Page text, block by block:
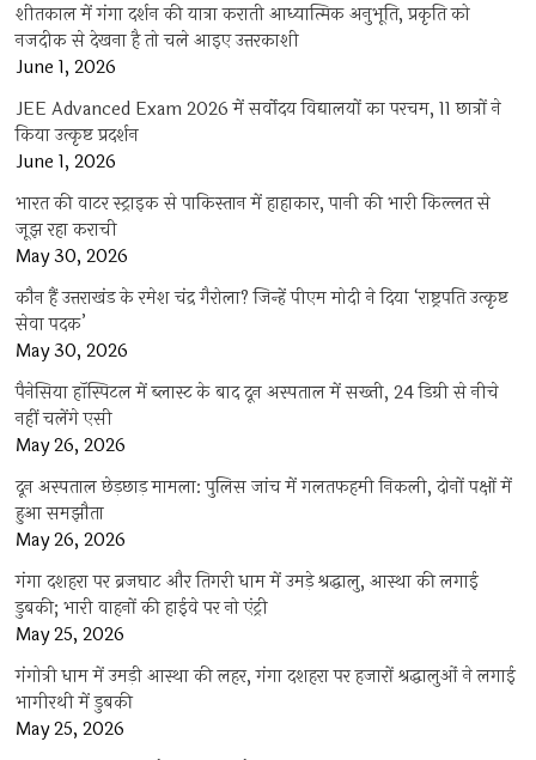
शीतकाल में गंगा दर्शन की यात्रा कराती आध्यात्मिक अनुभूति, प्रकृति को
नजदीक से देखना है तो चले आइए उत्तरकाशी
June 1, 2026
JEE Advanced Exam 2026 में सर्वोदय विद्यालयों का परचम, 11 छात्रों ने
किया उत्कृष्ट प्रदर्शन
June 1, 2026
भारत की वाटर स्ट्राइक से पाकिस्तान में हाहाकार, पानी की भारी किल्लत से
जूझ रहा कराची
May 30, 2026
कौन हैं उत्तराखंड के रमेश चंद्र गैरोला? जिन्हें पीएम मोदी ने दिया ‘राष्ट्रपति उत्कृष्ट
सेवा पदक’
May 30, 2026
पैनेसिया हॉस्पिटल में ब्लास्ट के बाद दून अस्पताल में सख्ती, 24 डिग्री से नीचे
नहीं चलेंगे एसी
May 26, 2026
दून अस्पताल छेड़छाड़ मामला: पुलिस जांच में गलतफहमी निकली, दोनों पक्षों में
हुआ समझौता
May 26, 2026
गंगा दशहरा पर ब्रजघाट और तिगरी धाम में उमड़े श्रद्धालु, आस्था की लगाई
डुबकी; भारी वाहनों की हाईवे पर नो एंट्री
May 25, 2026
गंगोत्री धाम में उमड़ी आस्था की लहर, गंगा दशहरा पर हजारों श्रद्धालुओं ने लगाई
भागीरथी में डुबकी
May 25, 2026